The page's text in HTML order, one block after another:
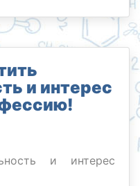
и интерес
и интерес